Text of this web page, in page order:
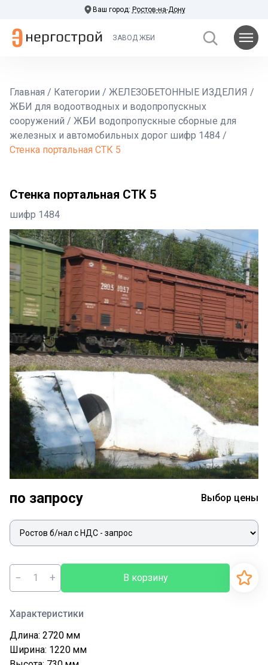
Ваш город: Ростов-на-Дону
ЗАВОД ЖБИ
Главная / Категории / ЖЕЛЕЗОБЕТОННЫЕ ИЗДЕЛИЯ /
ЖБИ для водоотводных и водопропускных
сооружений / ЖБИ водопропускные сборные для
железных и автомобильных дорог шифр 1484 /
Стенка портальная СТК 5
Стенка портальная СТК 5
шифр 1484
по запросу Выбор цены
− + В корзину
Характеристики
Длина: 2720 мм
Ширина: 1220 мм